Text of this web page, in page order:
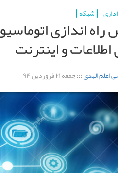
شبکه
اندازی
و اینترنت
اعلم الهدی:::جمعه ۲۱ فروردین ۹۴